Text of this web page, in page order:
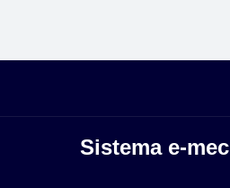
Sistema e-mec